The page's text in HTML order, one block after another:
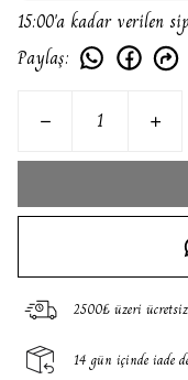
15:00'a kadar verilen
Paylaş:
2500₺ üzeri
14 gün içinde iade